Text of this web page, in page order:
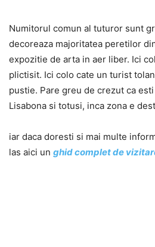
Numitorul comun al tuturor sunt
decoreaza majoritatea peretilor
expozitie de arta in aer liber. Ici
plictisit. Ici colo cate un turist
pustie. Pare greu de crezut ca
Lisabona si totusi, inca zona e
iar daca doresti si mai multe
las aici un ghid complet de